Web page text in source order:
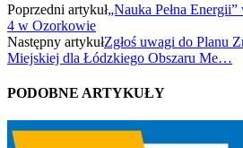
Poprzedni artykuł„Nauka Pełna
4 w Ozorkowie
Następny artykułZgłoś uwagi do Planu
Miejskiej dla Łódzkiego Obszaru Me…
PODOBNE ARTYKUŁY